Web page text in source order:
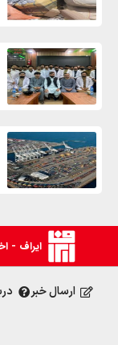
ایراف -
ارسال خبر